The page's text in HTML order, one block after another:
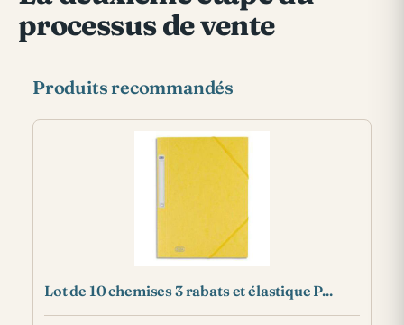
processus de vente
Produits recommandés
Lot de 10 chemises 3 rabats et élastique P...